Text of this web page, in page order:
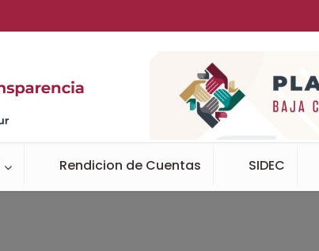
Rendicion de Cuentas SIDEC